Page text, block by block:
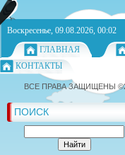
Воскресенье, 09.08.2026, 00:02
ГЛАВНАЯ
КОНТАКТЫ
ПОИСК
ВСЕ ПРАВА ЗАЩИЩЕНЫ